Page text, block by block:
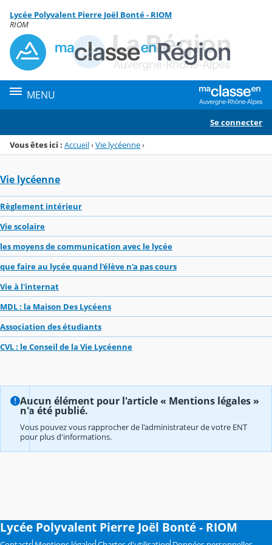
Menu de la rubrique
Contenu
Lycée Polyvalent Pierre Joël Bonté - RIOM
RIOM
MENU
Se connecter
Vous êtes ici : Accueil›Vie lycéenne›
Vie lycéenne
Règlement intérieur
Vie scolaire
les moyens de communication avec le lycée
que faire au lycée quand l'élève n'a pas cours
Vie à l'internat
MDL : la Maison Des Lycéens
Association des étudiants
CVL : le Conseil de la Vie Lycéenne
Aucun élément pour l'article « Mentions légales »
n'a été publié.
Vous pouvez vous rapprocher de l'administrateur de votre ENT
pour plus d'informations.
Lycée Polyvalent Pierre Joël Bonté - RIOM